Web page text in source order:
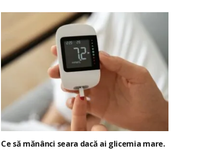
Ce să mănânci seara dacă ai glicemia mare.